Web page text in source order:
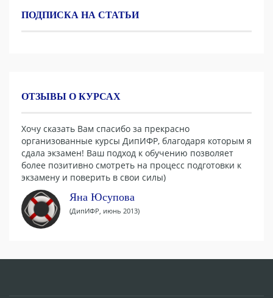
ПОДПИСКА НА СТАТЬИ
ОТЗЫВЫ О КУРСАХ
Хочу сказать Вам спасибо за прекрасно
организованные курсы ДипИФР, благодаря которым я
сдала экзамен! Ваш подход к обучению позволяет
более позитивно смотреть на процесс подготовки к
экзамену и поверить в свои силы)
Яна Юсупова
(ДипИФР, июнь 2013)